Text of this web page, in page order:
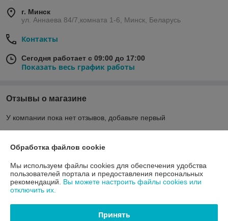
г. Минск
ул. Аннаева 84/7,комната 1-6, Минск, Беларусь
Контакты
Сегодня работает с 09:00 до 17:00
Показать весь график работы
Отзывы о магазине
У компании пока нет отзывов, добавьте первый
О нас
Контакты
Доставка и оплата
Обработка файлов cookie
Мы используем файлы cookies для обеспечения удобства
пользователей портала и предоставления персональных
рекомендаций. Вы можете настроить файлы cookies или
отключить их.
Принять